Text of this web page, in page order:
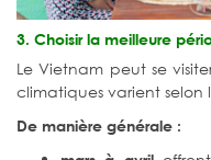
3. Choisir la meilleure
Le Vietnam peut se
climatiques varient selon
De manière générale :